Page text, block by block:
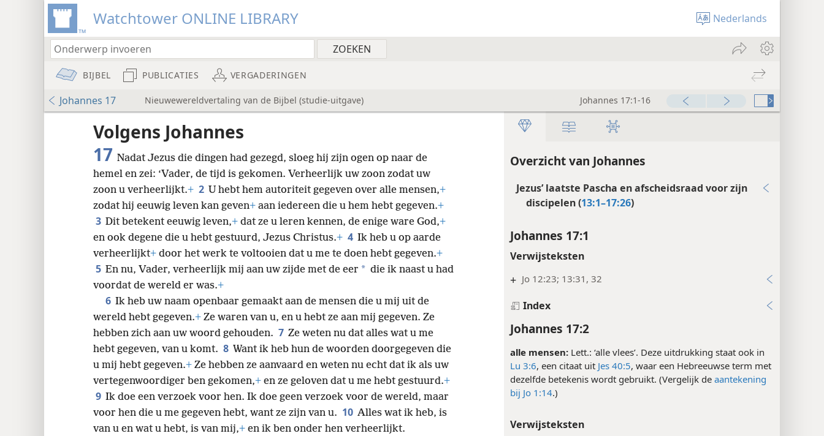
Watchtower ONLINE LIBRARY Nederlands
BIJBEL PUBLICATIES VERGADERINGEN
Johannes 17 Nieuwewereldvertaling van de Bijbel (studie-uitgave) Johannes 17:1-16
Overzicht van Johannes
Jezus’ laatste Pascha en afscheidsraad voor zijn
discipelen (13:1–17:26)
Johannes 17:1
Verwijsteksten
+ Jo 12:23; 13:31, 32
Index
Johannes 17:2
alle mensen: Lett.: ‘alle vlees’. Deze uitdrukking staat ook in
Lu 3:6, een citaat uit Jes 40:5, waar een Hebreeuwse term met
dezelfde betekenis wordt gebruikt. (Vergelijk de aantekening
bij Jo 1:14.)
Verwijsteksten
Volgens Johannes
17 Nadat Jezus die dingen had gezegd, sloeg hij zijn ogen op naar de
hemel en zei: ‘Vader, de tijd is gekomen. Verheerlijk uw zoon zodat uw
zoon u verheerlijkt.+ 2 U hebt hem autoriteit gegeven over alle mensen,+
zodat hij eeuwig leven kan geven+ aan iedereen die u hem hebt gegeven.+
3 Dit betekent eeuwig leven,+ dat ze u leren kennen, de enige ware God,+
en ook degene die u hebt gestuurd, Jezus Christus.+ 4 Ik heb u op aarde
verheerlijkt+ door het werk te voltooien dat u me te doen hebt gegeven.+
5 En nu, Vader, verheerlijk mij aan uw zijde met de eer * die ik naast u had
voordat de wereld er was.+
6 Ik heb uw naam openbaar gemaakt aan de mensen die u mij uit de
wereld hebt gegeven.+ Ze waren van u, en u hebt ze aan mij gegeven. Ze
hebben zich aan uw woord gehouden. 7 Ze weten nu dat alles wat u me
hebt gegeven, van u komt. 8 Want ik heb hun de woorden doorgegeven die
u mij hebt gegeven.+ Ze hebben ze aanvaard en weten nu echt dat ik als uw
vertegenwoordiger ben gekomen,+ en ze geloven dat u me hebt gestuurd.+
9 Ik doe een verzoek voor hen. Ik doe geen verzoek voor de wereld, maar
voor hen die u me gegeven hebt, want ze zijn van u. 10 Alles wat ik heb, is
van u en wat u hebt, is van mij,+ en ik ben onder hen verheerlijkt.